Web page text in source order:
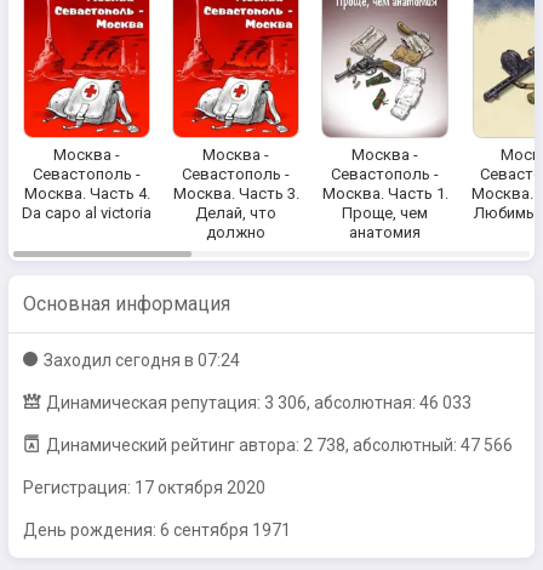
Москва -
Севастополь -
Москва. Часть 4.
Da capo al victoria
Москва -
Севастополь -
Москва. Часть 3.
Делай, что
должно
Москва -
Севастополь -
Москва. Часть 1.
Проще, чем
анатомия
Москва.
Основная информация
Заходил сегодня в 07:24
Динамическая репутация: 3 306, абсолютная: 46 033
Динамический рейтинг автора: 2 738, абсолютный: 47 566
Регистрация: 17 октября 2020
День рождения: 6 сентября 1971